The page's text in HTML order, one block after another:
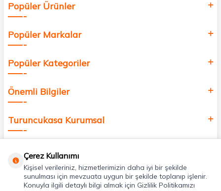
değer katmak için bize katılın!
Popüler Ürünler
Popüler Markalar
Popüler Kategoriler
Önemli Bilgiler
Turuncukasa Kurumsal
Uygulamalarımız
Çerez Kullanımı
Kişisel verileriniz, hizmetlerimizin daha iyi bir şekilde
sunulması için mevzuata uygun bir şekilde toplanıp işlenir.
Konuyla ilgili detaylı bilgi almak için Gizlilik Politikamızı